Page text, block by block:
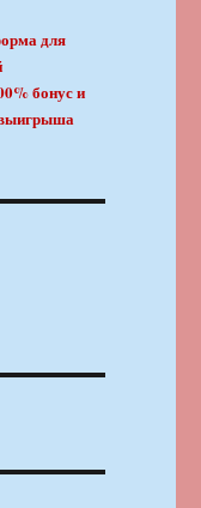
для
бонус и
выигрыша